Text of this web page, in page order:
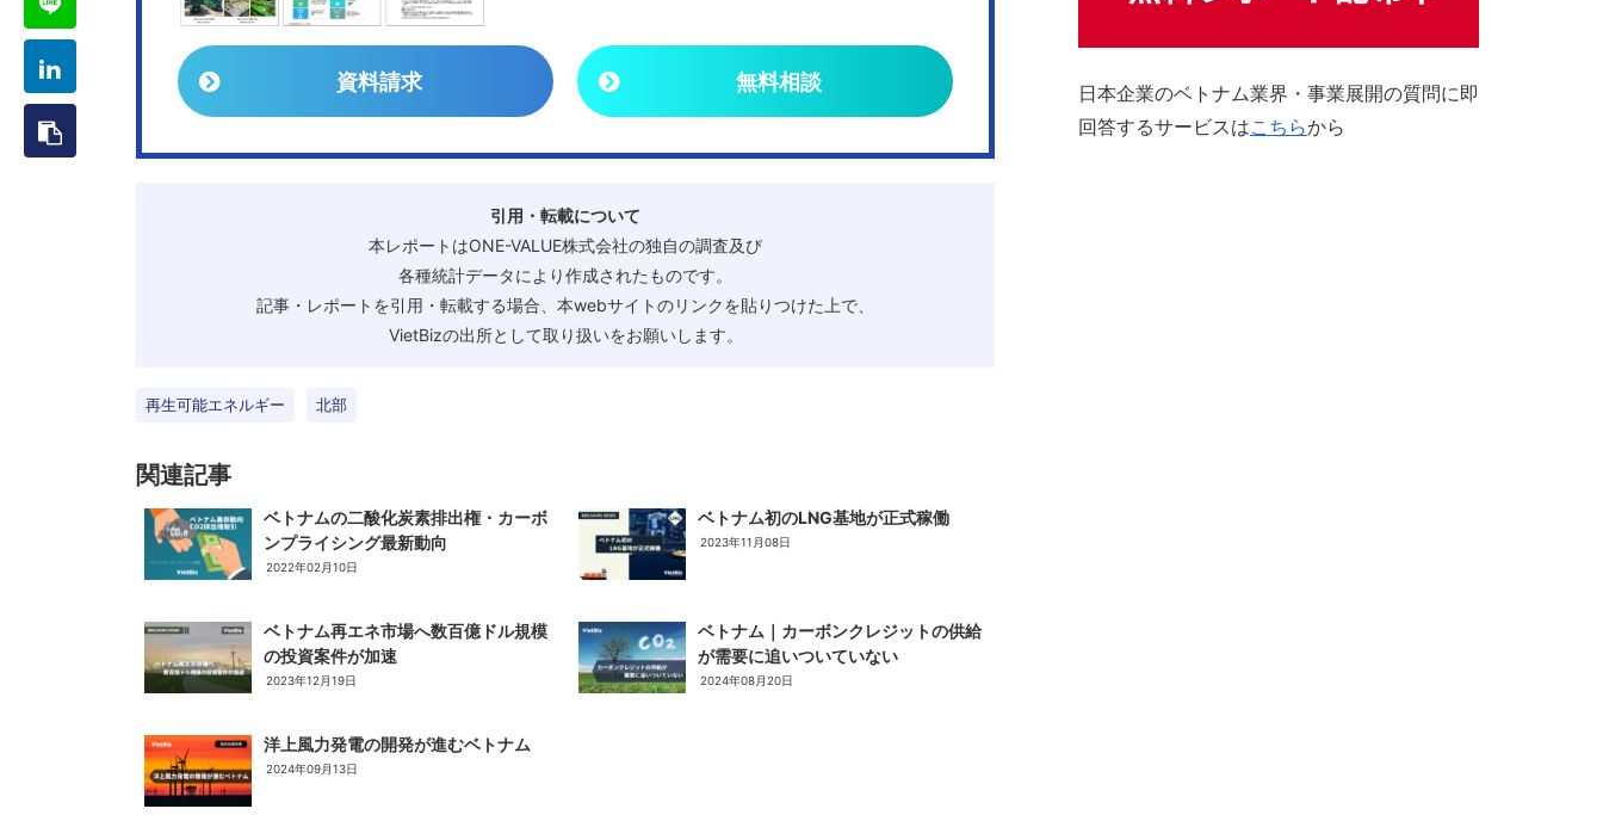
資料請求 無料相談
引用・転載について
本レポートはONE-VALUE株式会社の独自の調査及び
各種統計データにより作成されたものです。
記事・レポートを引用・転載する場合、本webサイトのリンクを貼りつけた上で、
VietBizの出所として取り扱いをお願いします。
再生可能エネルギー 北部
関連記事
ベトナムの二酸化炭素排出権・カーボ
ンプライシング最新動向
2022年02月10日
ベトナム初のLNG基地が正式稼働
2023年11月08日
ベトナム再エネ市場へ数百億ドル規模
の投資案件が加速
2023年12月19日
ベトナム｜カーボンクレジットの供給
が需要に追いついていない
2024年08月20日
洋上風力発電の開発が進むベトナム
2024年09月13日
日本企業のベトナム業界・事業展開の質問に即
回答するサービスはこちらから